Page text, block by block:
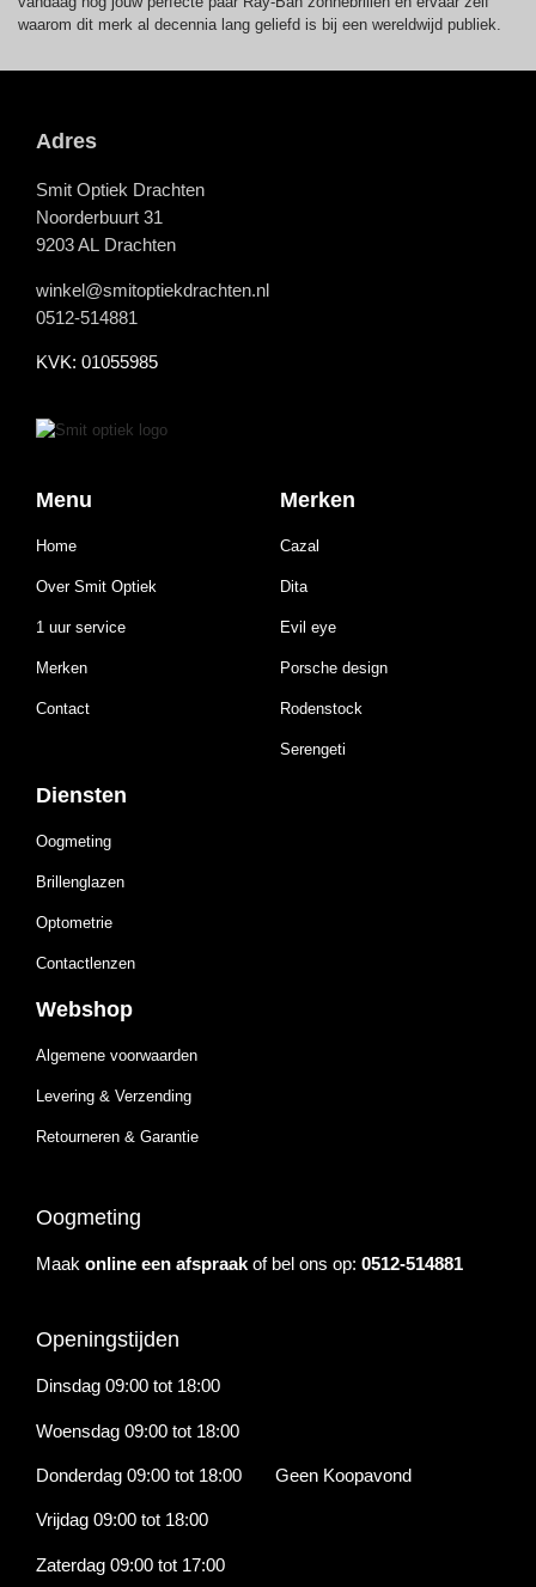
waarom dit merk al decennia lang geliefd is bij een wereldwijd publiek.
Adres
Smit Optiek Drachten
Noorderbuurt 31
9203 AL Drachten
winkel@smitoptiekdrachten.nl
0512-514881
KVK: 01055985
Menu
Home
Over Smit Optiek
1 uur service
Merken
Contact
Merken
Cazal
Dita
Evil eye
Porsche design
Rodenstock
Serengeti
Diensten
Oogmeting
Brillenglazen
Optometrie
Contactlenzen
Webshop
Algemene voorwaarden
Levering & Verzending
Retourneren & Garantie
Oogmeting
Maak online een afspraak of bel ons op: 0512-514881
Openingstijden
Dinsdag 09:00 tot 18:00
Woensdag 09:00 tot 18:00
Donderdag 09:00 tot 18:00 Geen Koopavond
Vrijdag 09:00 tot 18:00
Zaterdag 09:00 tot 17:00